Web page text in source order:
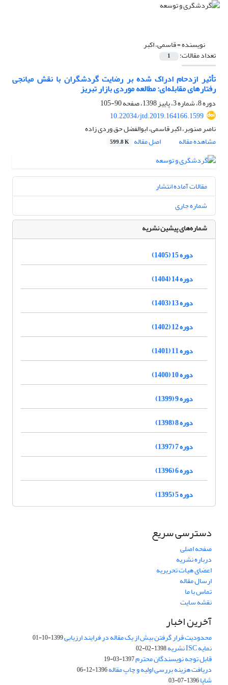
نویسنده =قاسمی، اکبر
تعداد مقالات: 1
تأثیر ازدحام ادراک شده بر رضایت گردشگران با نقش میانجی
رفتارهای مقابله‌ای: مطالعه موردی بازار تبریز
دوره 8، شماره 3، پاییز 1398، صفحه
90-105
10.22034/jtd.2019.164166.1599
ناصر صنوبر، اکبر قاسمی، ابوالفضل حق وردی زاده
مشاهده مقاله
اصل مقاله 599.8 K
مقالات آماده انتشار
شماره جاری
شماره‌های پیشین نشریه
دوره 15 (1405)
دوره 14 (1404)
دوره 13 (1403)
دوره 12 (1402)
دوره 11 (1401)
دوره 10 (1400)
دوره 9 (1399)
دوره 8 (1398)
دوره 7 (1397)
دوره 6 (1396)
دوره 5 (1395)
دسترسی سریع
صفحه اصلی
درباره نشریه
اعضای هیات تحریریه
ارسال مقاله
تماس با ما
نقشه سایت
آخرین اخبار
محدودیت قرار گرفتن بیش از یک مقاله در فرایند ارزیابی1399-10-01
نمایه ISC نشریه 1398-02-02
قابل توجه نویسندگان محترم1397-03-19
دریافت هزینه بررسی اولیه و چاپ مقاله1396-12-06
شاپا1396-07-03